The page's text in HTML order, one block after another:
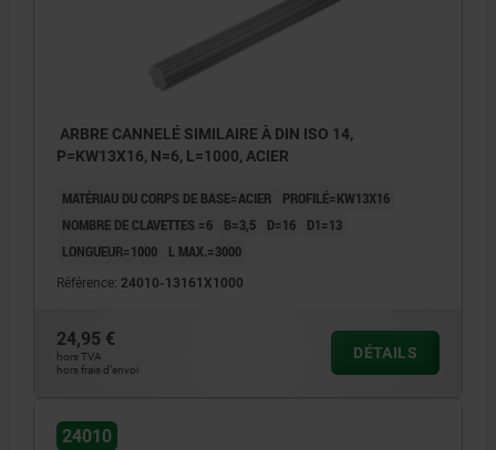
ARBRE CANNELÉ SIMILAIRE À DIN ISO 14,
P=KW13X16, N=6, L=1000, ACIER
MATÉRIAU DU CORPS DE BASE=ACIER
PROFILÉ=KW13X16
NOMBRE DE CLAVETTES =6
B=3,5 D=16
D1=13
LONGUEUR=1000
L MAX.=3000
Référence: 24010-13161X1000
24,95 €
hors TVA
hors frais d’envoi
DÉTAILS
24010